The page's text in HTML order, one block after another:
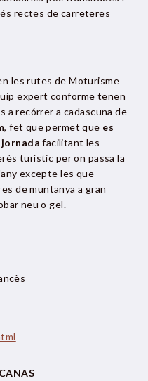
rectes de carreteres
les rutes de Moturisme
expert conforme tenen
a recórrer a cadascuna de
, fet que permet que es
facilitant les
turístic per on passa la
excepte les que
de muntanya a gran
neu o gel.